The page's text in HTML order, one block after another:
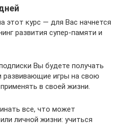
этот курс — для Вас начнется
развития супер-памяти и
Вы будете получать
развивающие игры на свою
в своей жизни.
все, что может
личной жизни: учиться